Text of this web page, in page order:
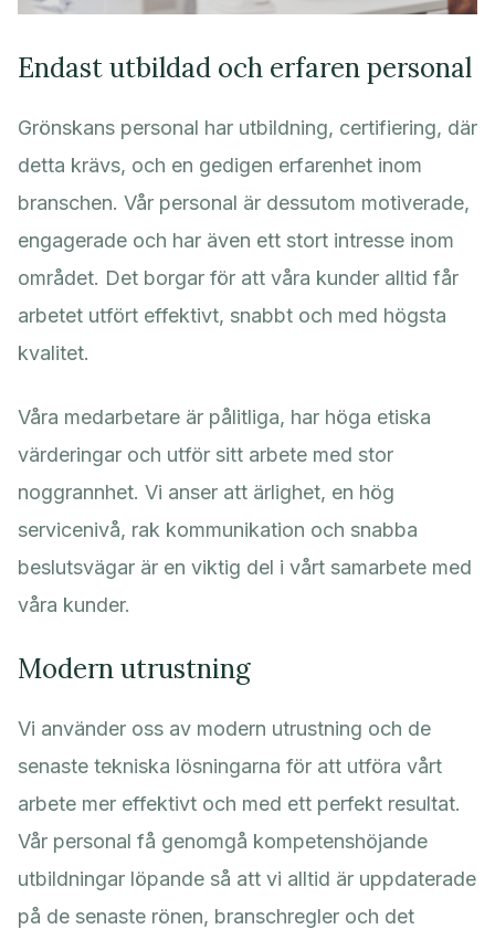
Endast utbildad och erfaren personal
Grönskans personal har utbildning, certifiering, där
detta krävs, och en gedigen erfarenhet inom
branschen. Vår personal är dessutom motiverade,
engagerade och har även ett stort intresse inom
området. Det borgar för att våra kunder alltid får
arbetet utfört effektivt, snabbt och med högsta
kvalitet.
Våra medarbetare är pålitliga, har höga etiska
värderingar och utför sitt arbete med stor
noggrannhet. Vi anser att ärlighet, en hög
servicenivå, rak kommunikation och snabba
beslutsvägar är en viktig del i vårt samarbete med
våra kunder.
Modern utrustning
Vi använder oss av modern utrustning och de
senaste tekniska lösningarna för att utföra vårt
arbete mer effektivt och med ett perfekt resultat.
Vår personal få genomgå kompetenshöjande
utbildningar löpande så att vi alltid är uppdaterade
på de senaste rönen, branschregler och det